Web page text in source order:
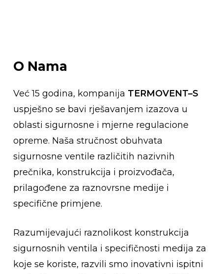
O Nama
Već 15 godina, kompanija TERMOVENT–S
uspješno se bavi rješavanjem izazova u
oblasti sigurnosne i mjerne regulacione
opreme. Naša stručnost obuhvata
sigurnosne ventile različitih nazivnih
prečnika, konstrukcija i proizvođača,
prilagođene za raznovrsne medije i
specifične primjene.
Razumijevajući raznolikost konstrukcija
sigurnosnih ventila i specifičnosti medija za
koje se koriste, razvili smo inovativni ispitni